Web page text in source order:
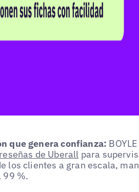
que genera confianza:
de Uberall para
los clientes a gran escala,
99 %.